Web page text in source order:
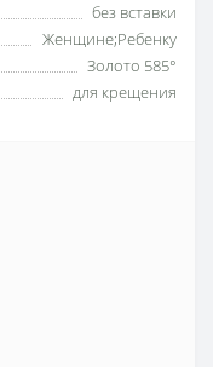
без вставки
Женщине;Ребенку
Золото 585°
для крещения